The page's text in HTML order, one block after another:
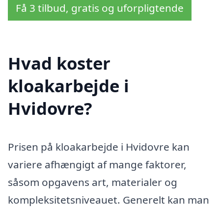
Få 3 tilbud, gratis og uforpligtende
Hvad koster
kloakarbejde i
Hvidovre?
Prisen på kloakarbejde i Hvidovre kan
variere afhængigt af mange faktorer,
såsom opgavens art, materialer og
kompleksitetsniveauet. Generelt kan man